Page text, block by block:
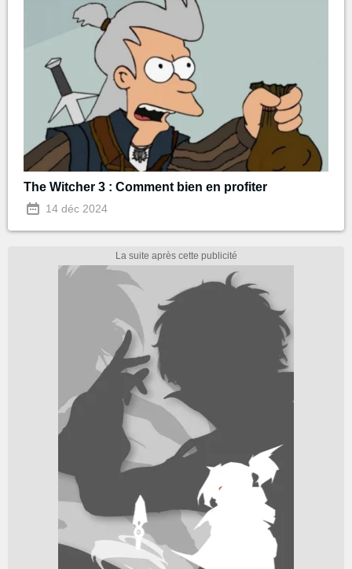
The Witcher 3 : Comment bien en profiter
14 déc 2024